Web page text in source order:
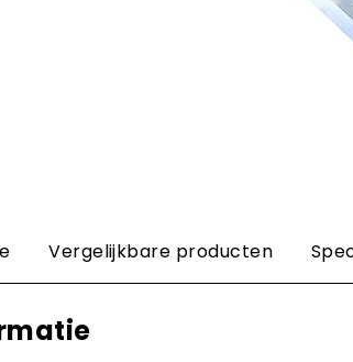
Vergelijkbare producten